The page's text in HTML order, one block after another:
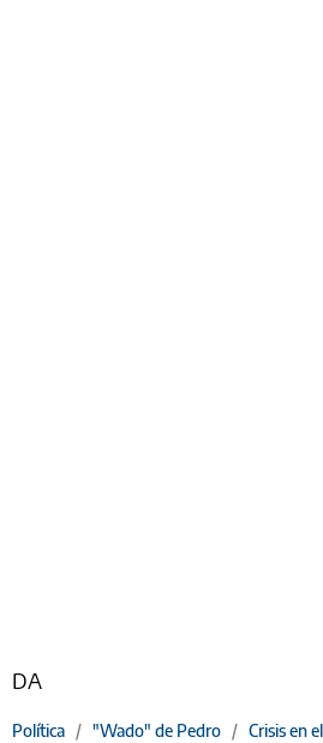
DA
Política / "Wado" de Pedro / Crisis en